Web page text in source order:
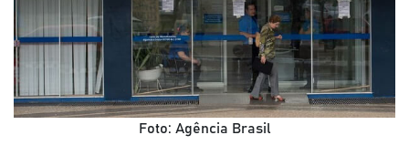
Foto: Agência Brasil